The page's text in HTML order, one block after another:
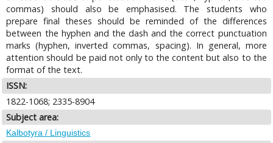
commas) should also be emphasised. The students who
prepare final theses should be reminded of the differences
between the hyphen and the dash and the correct punctuation
marks (hyphen, inverted commas, spacing). In general, more
attention should be paid not only to the content but also to the
format of the text.
ISSN:
1822-1068; 2335-8904
Subject area:
Kalbotyra / Linguistics